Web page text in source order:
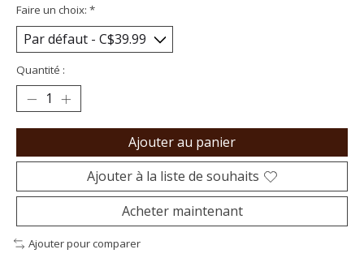
Faire un choix: *
Quantité :
Ajouter au panier
Ajouter à la liste de souhaits
Acheter maintenant
Ajouter pour comparer